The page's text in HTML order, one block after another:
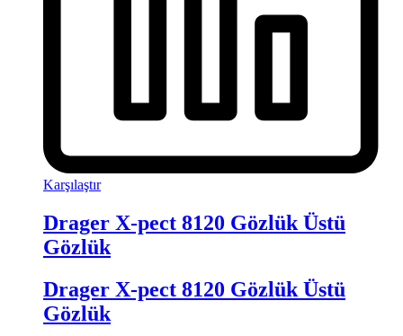
Karşılaştır
Drager X-pect 8120 Gözlük Üstü
Gözlük
Drager X-pect 8120 Gözlük Üstü
Gözlük